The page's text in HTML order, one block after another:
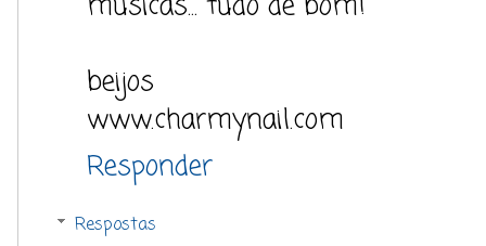
beijos
www.charmynail.com
Responder
Respostas